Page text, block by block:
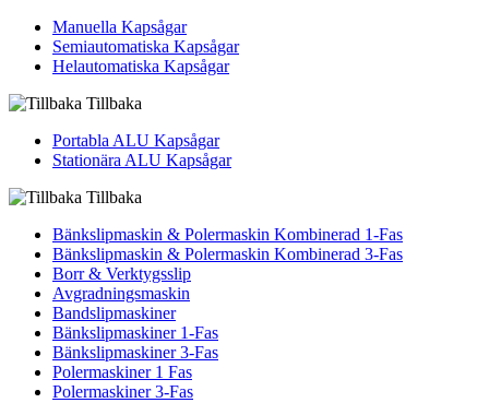
Manuella Kapsågar
Semiautomatiska Kapsågar
Helautomatiska Kapsågar
Tillbaka
Portabla ALU Kapsågar
Stationära ALU Kapsågar
Tillbaka
Bänkslipmaskin & Polermaskin Kombinerad 1-Fas
Bänkslipmaskin & Polermaskin Kombinerad 3-Fas
Borr & Verktygsslip
Avgradningsmaskin
Bandslipmaskiner
Bänkslipmaskiner 1-Fas
Bänkslipmaskiner 3-Fas
Polermaskiner 1 Fas
Polermaskiner 3-Fas